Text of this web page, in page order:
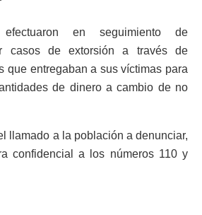
en seguimiento de
casos de extorsión a través de
que entregaban a sus víctimas para
de dinero a cambio de no
llamado a la población a denunciar,
confidencial a los números 110 y